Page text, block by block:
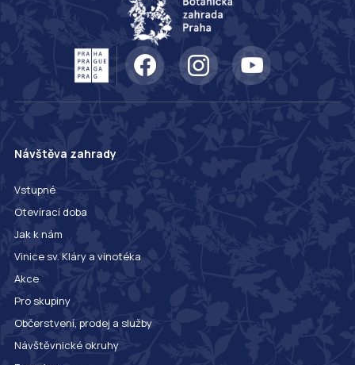
Návštěva zahrady
Vstupné
Otevírací doba
Jak k nám
Vinice sv. Kláry a vinotéka
Akce
Pro skupiny
Občerstvení, prodej a služby
Návštěvnické okruhy